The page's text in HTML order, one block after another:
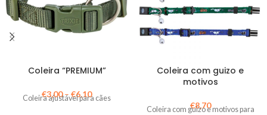
Coleira “PREMIUM”
€3,00–€6,10
Coleira ajustável para cães
Coleira com guizo e
motivos
€8,70
Coleira com guizo e motivos para